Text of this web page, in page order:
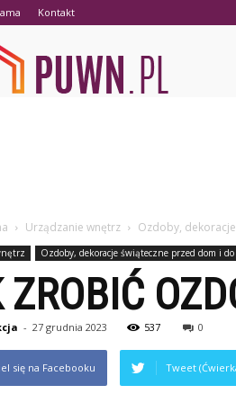
Kontakt
Urządzanie wnętrz Ozdoby,
Ozdoby, dekoracje świąteczne przed dom i
- 27 grudnia 2023 537 0
się na Facebooku Tweet